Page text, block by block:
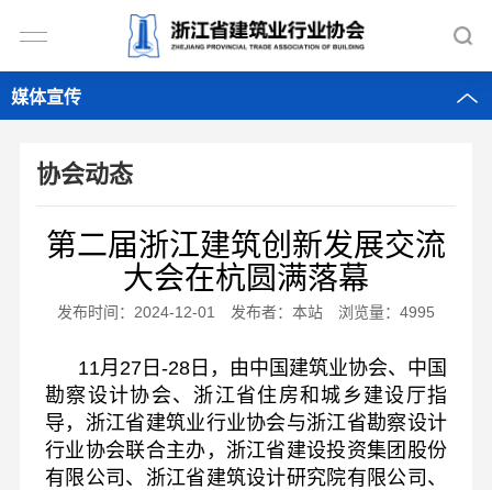
媒体宣传
协会动态
第二届浙江建筑创新发展交流
大会在杭圆满落幕
发布时间：2024-12-01 发布者：本站 浏览量：4995
11月27日-28日，由中国建筑业协会、中国
勘察设计协会、浙江省住房和城乡建设厅指
导，浙江省建筑业行业协会与浙江省勘察设计
行业协会联合主办，浙江省建设投资集团股份
有限公司、浙江省建筑设计研究院有限公司、